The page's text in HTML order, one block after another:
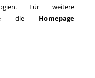
Für weitere
Sie die Homepage